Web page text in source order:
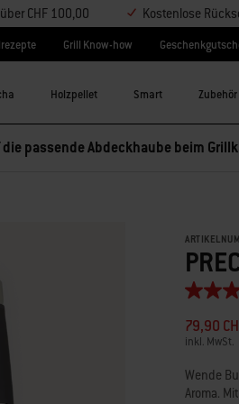
CHF 100,00 Kostenlose
Grill Know-how
Holzpellet Smart Zubehör
passende Abdeckhaube beim
4.9
5
Sternen,
Read
135
79,90
inkl. MwSt.
Wende
Aroma.